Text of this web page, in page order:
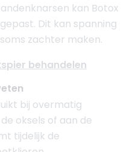
kan Botox
Dit kan spanning
zachter maken.
behandelen
bij overmatig
oksels of aan de
tijdelijk de